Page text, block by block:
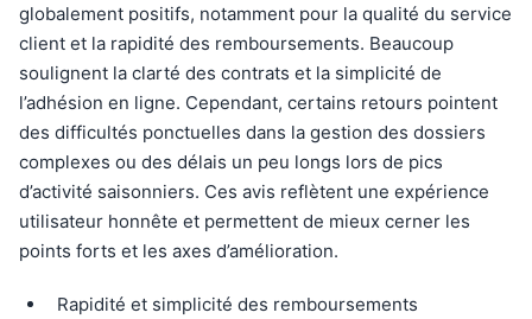
globalement positifs, notamment pour la qualité du service
client et la rapidité des remboursements. Beaucoup
soulignent la clarté des contrats et la simplicité de
l’adhésion en ligne. Cependant, certains retours pointent
des difficultés ponctuelles dans la gestion des dossiers
complexes ou des délais un peu longs lors de pics
d’activité saisonniers. Ces avis reflètent une expérience
utilisateur honnête et permettent de mieux cerner les
points forts et les axes d’amélioration.
Rapidité et simplicité des remboursements